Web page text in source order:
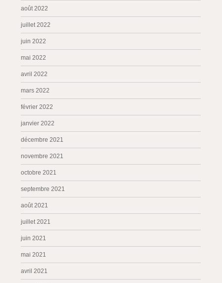
août 2022
juillet 2022
juin 2022
mai 2022
avril 2022
mars 2022
février 2022
janvier 2022
décembre 2021
novembre 2021
octobre 2021
septembre 2021
août 2021
juillet 2021
juin 2021
mai 2021
avril 2021